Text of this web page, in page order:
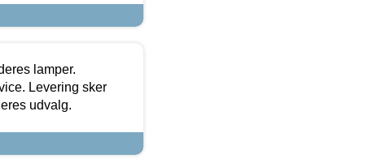
lamper.
Levering sker
udvalg.